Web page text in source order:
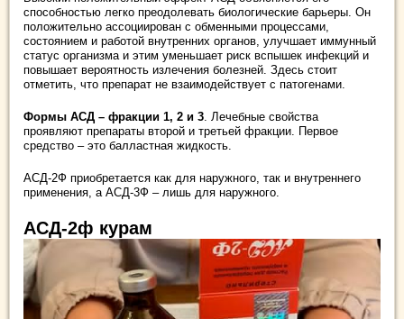
способностью легко преодолевать биологические барьеры. Он
положительно ассоциирован с обменными процессами,
состоянием и работой внутренних органов, улучшает иммунный
статус организма и этим уменьшает риск вспышек инфекций и
повышает вероятность излечения болезней. Здесь стоит
отметить, что препарат не взаимодействует с патогенами.
Формы АСД – фракции 1, 2 и 3 . Лечебные свойства
проявляют препараты второй и третьей фракции. Первое
средство – это балластная жидкость.
АСД-2Ф приобретается как для наружного, так и внутреннего
применения, а АСД-3Ф – лишь для наружного.
АСД-2ф курам